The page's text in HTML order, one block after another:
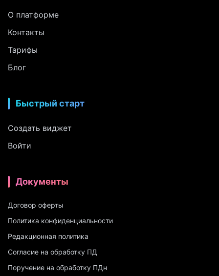
О платформе
Контакты
Тарифы
Блог
Быстрый старт
Создать виджет
Войти
Документы
Договор оферты
Политика конфиденциальности
Редакционная политика
Согласие на обработку ПД
Поручение на обработку ПДн